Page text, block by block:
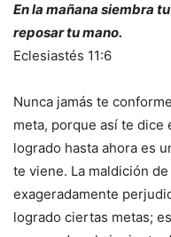
En la mañana siembra
reposar tu mano.
Eclesiastés 11:6
Nunca jamás te
meta, porque así te dice
logrado hasta ahora es
te viene. La maldición
exageradamente
logrado ciertas metas;